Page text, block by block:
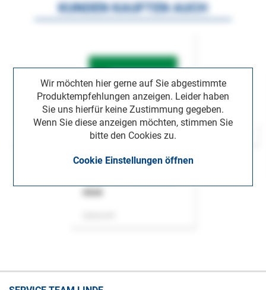
Wir möchten hier gerne auf Sie abgestimmte
Produktempfehlungen anzeigen. Leider haben
Sie uns hierfür keine Zustimmung gegeben.
Wenn Sie diese anzeigen möchten, stimmen Sie
bitte den Cookies zu.
Cookie Einstellungen öffnen
KUNDEN KAUFTEN AUCH